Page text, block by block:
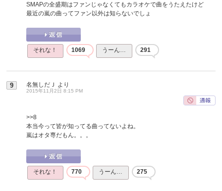
SMAPの全盛期はファンじゃなくてもカラオケで曲をうたえたけど
最近の嵐の曲ってファン以外は知らないでしょ
それな！ 1069 うーん… 291
9 名無しだＪ より
2015年11月2日 8:15 PM
>>8
本当今って皆が知ってる曲ってないよね。
嵐はオタ専だもん。。。
それな！ 770 うーん… 275